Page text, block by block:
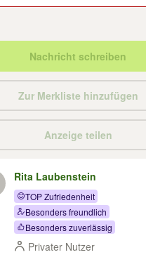
Nachricht schreiben
Zur Merkliste hinzufügen
Anzeige teilen
Rita Laubenstein
TOP Zufriedenheit
Besonders freundlich
Besonders zuverlässig
Privater Nutzer